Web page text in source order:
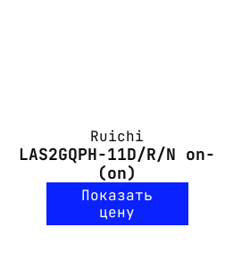
Ruichi
LAS2GQPH-11D/R/N on-
(on)
Показать
цену